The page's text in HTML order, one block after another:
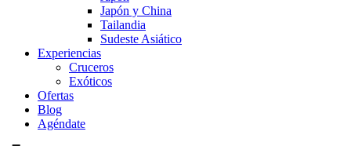
Japón y China
Tailandia
Sudeste Asiático
Experiencias
Cruceros
Exóticos
Ofertas
Blog
Agéndate